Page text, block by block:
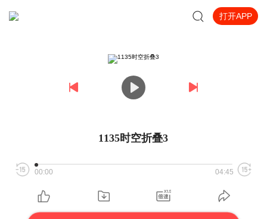
打开APP
1135时空折叠3
00:00 04:45